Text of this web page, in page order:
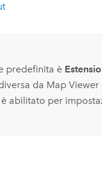
predefinita è
da Map Viewer
è abilitato per